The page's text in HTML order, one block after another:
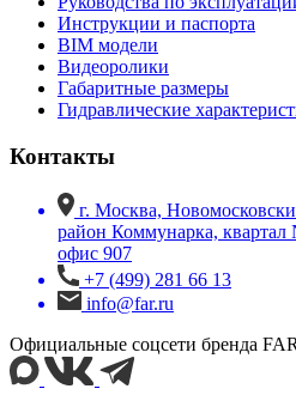
Инструкции и паспорта
BIM модели
Видеоролики
Габаритные размеры
Гидравлические
Контакты
г. Москва,
район Коммунарка,
офис 907
+7 (499) 281 66 13
info@far.ru
Официальные соцсети бренда FAR